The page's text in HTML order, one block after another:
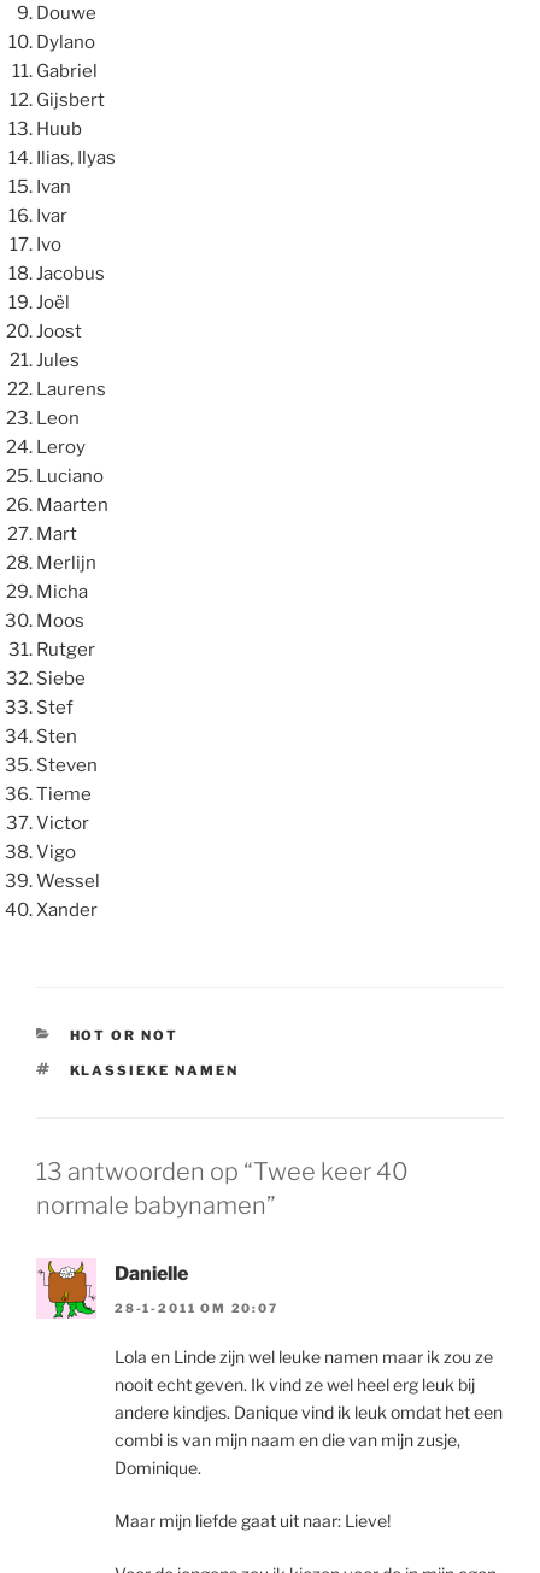
Douwe
Dylano
Gabriel
Gijsbert
Huub
Ilias, Ilyas
Ivan
Ivar
Ivo
Jacobus
Joël
Joost
Jules
Laurens
Leon
Leroy
Luciano
Maarten
Mart
Merlijn
Micha
Moos
Rutger
Siebe
Stef
Sten
Steven
Tieme
Victor
Vigo
Wessel
Xander
CATEGORIEËN
HOT OR NOT
TAGS
KLASSIEKE NAMEN
13 antwoorden op “Twee keer 40
normale babynamen”
Danielle
28-1-2011 OM 20:07
Lola en Linde zijn wel leuke namen maar ik zou ze
nooit echt geven. Ik vind ze wel heel erg leuk bij
andere kindjes. Danique vind ik leuk omdat het een
combi is van mijn naam en die van mijn zusje,
Dominique.
Maar mijn liefde gaat uit naar: Lieve!